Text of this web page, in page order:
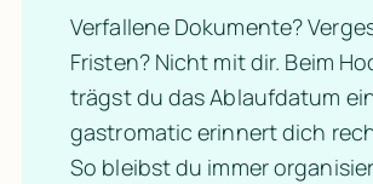
Verfallene Dokumente?
Fristen? Nicht mit dir. Beim
trägst du das Ablaufdatum
gastromatic erinnert dich
So bleibst du immer